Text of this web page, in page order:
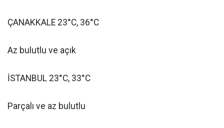
ÇANAKKALE 23°C, 36°C
Az bulutlu ve açık
İSTANBUL 23°C, 33°C
Parçalı ve az bulutlu